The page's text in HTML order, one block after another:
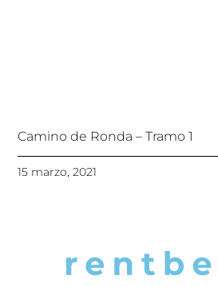
Camino de Ronda – Tramo 1
15 marzo, 2021